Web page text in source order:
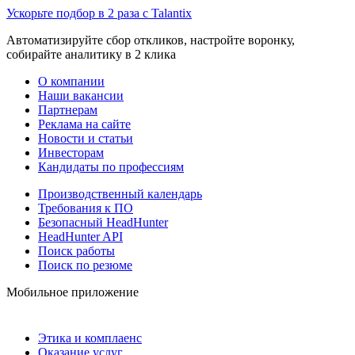
Ускорьте подбор в 2 раза с Talantix
Автоматизируйте сбор откликов, настройте воронку,
собирайте аналитику в 2 клика
О компании
Наши вакансии
Партнерам
Реклама на сайте
Новости и статьи
Инвесторам
Кандидаты по профессиям
Производственный календарь
Требования к ПО
Безопасный HeadHunter
HeadHunter API
Поиск работы
Поиск по резюме
Мобильное приложение
Этика и комплаенс
Оказание услуг